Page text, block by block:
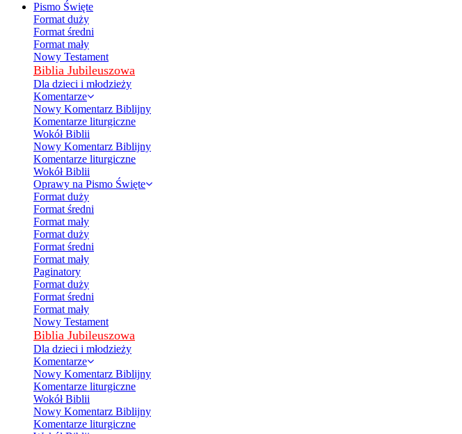
Pismo Święte
Format duży
Format średni
Format mały
Nowy Testament
Biblia Jubileuszowa
Dla dzieci i młodzieży
Komentarze
Nowy Komentarz Biblijny
Komentarze liturgiczne
Wokół Biblii
Nowy Komentarz Biblijny
Komentarze liturgiczne
Wokół Biblii
Oprawy na Pismo Święte
Format duży
Format średni
Format mały
Format duży
Format średni
Format mały
Paginatory
Format duży
Format średni
Format mały
Nowy Testament
Biblia Jubileuszowa
Dla dzieci i młodzieży
Komentarze
Nowy Komentarz Biblijny
Komentarze liturgiczne
Wokół Biblii
Nowy Komentarz Biblijny
Komentarze liturgiczne